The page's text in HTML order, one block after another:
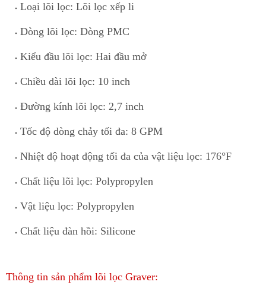
Loại lõi lọc: Lõi lọc xếp li
Dòng lõi lọc: Dòng PMC
Kiểu đầu lõi lọc: Hai đầu mở
Chiều dài lõi lọc: 10 inch
Đường kính lõi lọc: 2,7 inch
Tốc độ dòng chảy tối đa: 8 GPM
Nhiệt độ hoạt động tối đa của vật liệu lọc: 176°F
Chất liệu lõi lọc: Polypropylen
Vật liệu lọc: Polypropylen
Chất liệu đàn hồi: Silicone
Thông tin sản phẩm lõi lọc Graver: